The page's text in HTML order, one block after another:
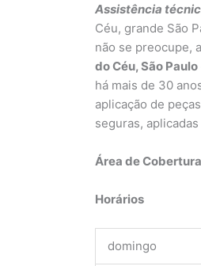
Assistência
Céu, grande São
não se preocupe, a
do Céu, São Paulo
há mais de 30
aplicação de
seguras,
Área de
Horários
domingo